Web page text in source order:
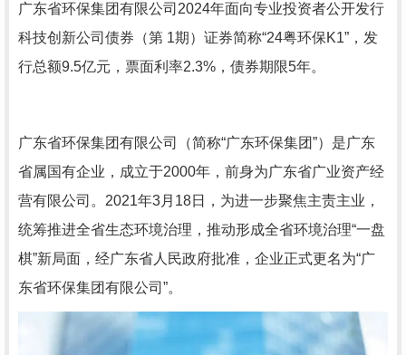
广东省环保集团有限公司2024年面向专业投资者公开发行
科技创新公司债券（第 1期）证券简称“24粤环保K1”，发
行总额9.5亿元，票面利率2.3%，债券期限5年。
广东省环保集团有限公司（简称“广东环保集团”）是广东
省属国有企业，成立于2000年，前身为广东省广业资产经
营有限公司。2021年3月18日，为进一步聚焦主责主业，
统筹推进全省生态环境治理，推动形成全省环境治理“一盘
棋”新局面，经广东省人民政府批准，企业正式更名为“广
东省环保集团有限公司”。